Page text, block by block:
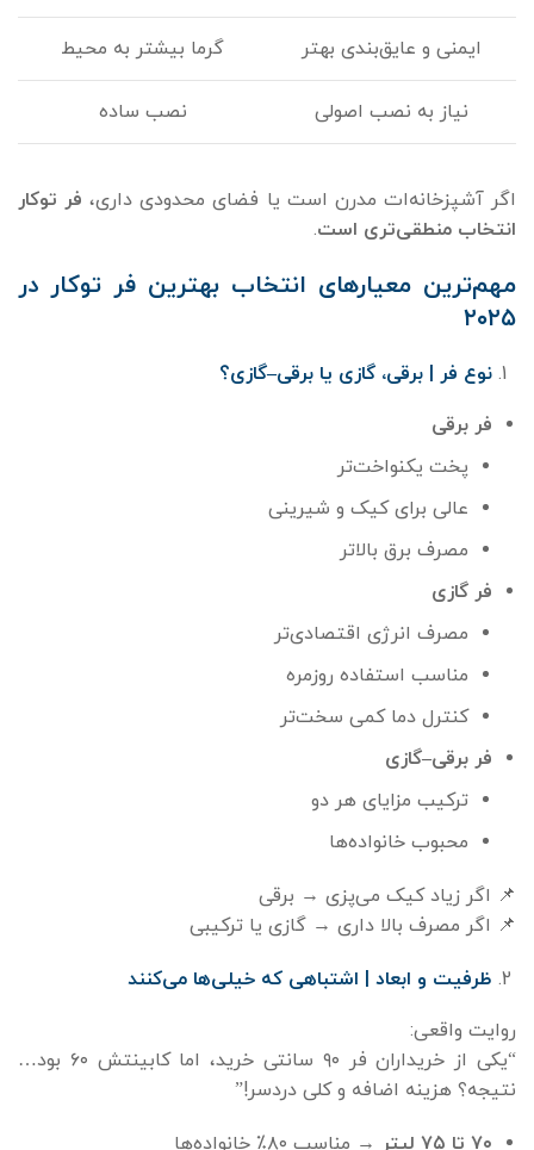
ایمنی و عایق‌بندی بهتر گرما بیشتر به محیط
نیاز به نصب اصولی نصب ساده
اگر آشپزخانه‌ات مدرن است یا فضای محدودی داری، فر توکار
انتخاب منطقی‌تری است.
مهم‌ترین معیارهای انتخاب بهترین فر توکار در
۲۰۲۵
نوع فر | برقی، گازی یا برقی–گازی؟
فر برقی
پخت یکنواخت‌تر
عالی برای کیک و شیرینی
مصرف برق بالاتر
فر گازی
مصرف انرژی اقتصادی‌تر
مناسب استفاده روزمره
کنترل دما کمی سخت‌تر
فر برقی–گازی
ترکیب مزایای هر دو
محبوب خانواده‌ها
📌 اگر زیاد کیک می‌پزی → برقی
📌 اگر مصرف بالا داری → گازی یا ترکیبی
ظرفیت و ابعاد | اشتباهی که خیلی‌ها می‌کنند
روایت واقعی:
“یکی از خریداران فر ۹۰ سانتی خرید، اما کابینتش ۶۰ بود…
نتیجه؟ هزینه اضافه و کلی دردسر!”
۷۰ تا ۷۵ لیتر → مناسب ۸۰٪ خانواده‌ها